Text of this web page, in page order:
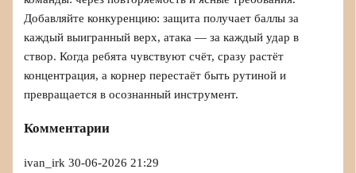
Добавляйте конкуренцию: защита получает баллы за
каждый выигранный верх, атака — за каждый удар в
створ. Когда ребята чувствуют счёт, сразу растёт
концентрация, а корнер перестаёт быть рутиной и
превращается в осознанный инструмент.
Комментарии
ivan_irk 30-06-2026 21:29